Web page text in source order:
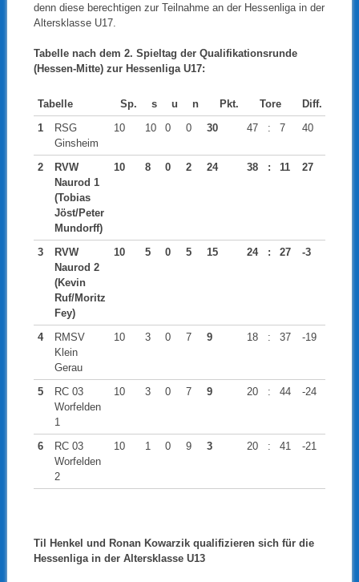
denn diese berechtigen zur Teilnahme an der Hessenliga in der
Altersklasse U17.
Tabelle nach dem 2. Spieltag der Qualifikationsrunde
(Hessen-Mitte) zur Hessenliga U17:
Tabelle Sp. s u n Pkt. Tore
Diff.
1
RSG
Ginsheim
10 10 0 0 30 47 : 7 40
2
RVW
Naurod 1
(Tobias
Jöst/Peter
Mundorff)
10 8 0 2 24 38 : 11 27
3
RVW
Naurod 2
(Kevin
Ruf/Moritz
Fey)
10 5 0 5 15 24 : 27 -3
4
RMSV
Klein
Gerau
10 3 0 7 9 18 : 37 -19
5
RC 03
Worfelden
1
10 3 0 7 9 20 : 44 -24
6
RC 03
Worfelden
2
10 1 0 9 3 20 : 41 -21
Til Henkel und Ronan Kowarzik qualifizieren sich für die
Hessenliga in der Altersklasse U13